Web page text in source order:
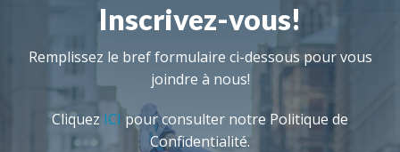
Inscrivez-vous!
Remplissez le bref formulaire ci-dessous pour vous
joindre à nous!
Cliquez ICI pour consulter notre Politique de
Confidentialité.